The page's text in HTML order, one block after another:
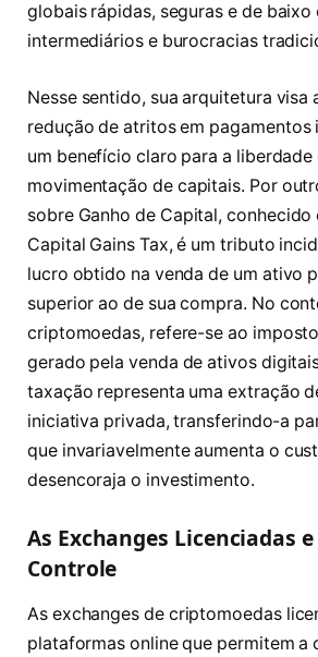
globais rápidas, seguras e de
intermediários e burocracias
Nesse sentido, sua arquitetura visa
redução de atritos em pagamentos
um benefício claro para a liberdade
movimentação de capitais. Por
sobre Ganho de Capital, conhecido
Capital Gains Tax, é um tributo
lucro obtido na venda de um ativo
superior ao de sua compra. No
criptomoedas, refere-se ao
gerado pela venda de ativos
taxação representa uma extração
iniciativa privada, transferindo-a
que invariavelmente aumenta o
desencoraja o investimento.
As Exchanges Licenciadas
Controle
As exchanges de criptomoedas
plataformas online que permitem a